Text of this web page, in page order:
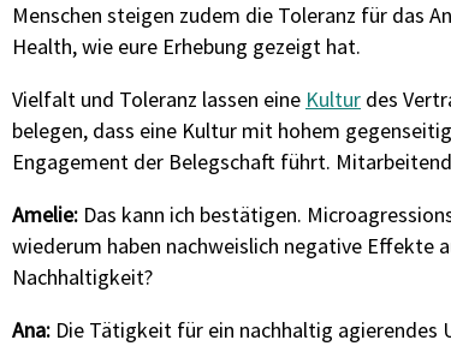
Menschen steigen zudem die Toleranz für das
Health, wie eure Erhebung gezeigt hat.
Vielfalt und Toleranz lassen eine Kultur des
belegen, dass eine Kultur mit hohem
Engagement der Belegschaft führt.
Amelie: Das kann ich bestätigen.
wiederum haben nachweislich negative Effekte
Nachhaltigkeit?
Ana: Die Tätigkeit für ein nachhaltig agierendes